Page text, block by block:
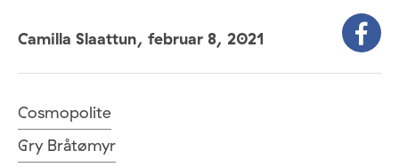
Camilla Slaattun, februar 8, 2021
Cosmopolite
Gry Bråtømyr